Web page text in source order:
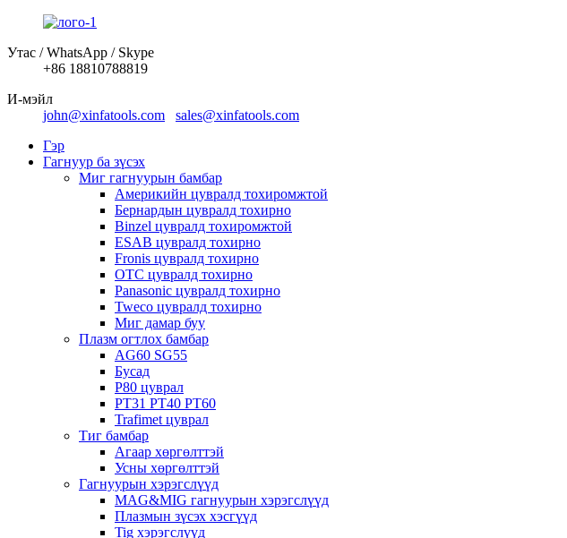
Утас / WhatsApp / Skype
+86 18810788819
И-мэйл
john@xinfatools.com
sales@xinfatools.com
Гэр
Гагнуур ба зүсэх
Миг гагнуурын бамбар
Америкийн цувралд тохиромжтой
Бернардын цувралд тохирно
Binzel цувралд тохиромжтой
ESAB цувралд тохирно
Fronis цувралд тохирно
OTC цувралд тохирно
Panasonic цувралд тохирно
Tweco цувралд тохирно
Миг дамар буу
Плазм огтлох бамбар
AG60 SG55
Бусад
P80 цуврал
PT31 PT40 PT60
Trafimet цуврал
Тиг бамбар
Агаар хөргөлттэй
Усны хөргөлттэй
Гагнуурын хэрэгслүүд
MAG&MIG гагнуурын хэрэгслүүд
Плазмын зүсэх хэсгүүд
Tig хэрэгслүүд